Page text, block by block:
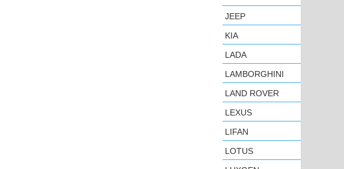
JEEP
KIA
LADA
LAMBORGHINI
LAND ROVER
LEXUS
LIFAN
LOTUS